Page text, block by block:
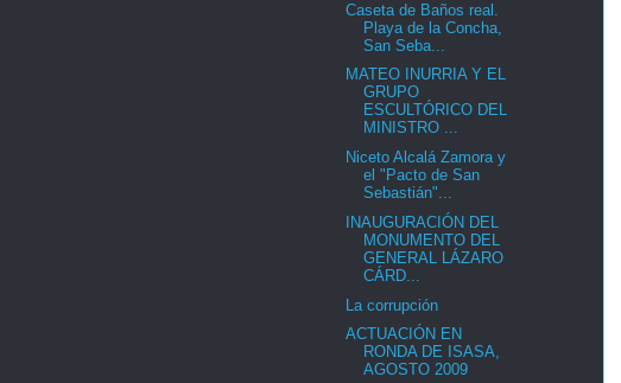
Caseta de Baños real.
Playa de la Concha,
San Seba...
MATEO INURRIA Y EL
GRUPO
ESCULTÓRICO DEL
MINISTRO ...
Niceto Alcalá Zamora y
el "Pacto de San
Sebastián"...
INAUGURACIÓN DEL
MONUMENTO DEL
GENERAL LÁZARO
CÁRD...
La corrupción
ACTUACIÓN EN
RONDA DE ISASA,
AGOSTO 2009